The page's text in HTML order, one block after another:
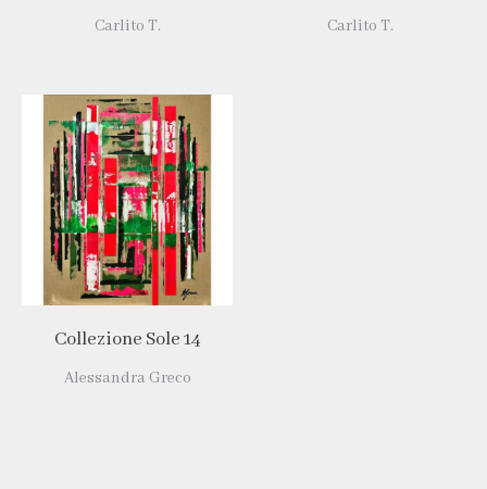
Carlito T. Carlito T.
Collezione Sole 14
Alessandra Greco